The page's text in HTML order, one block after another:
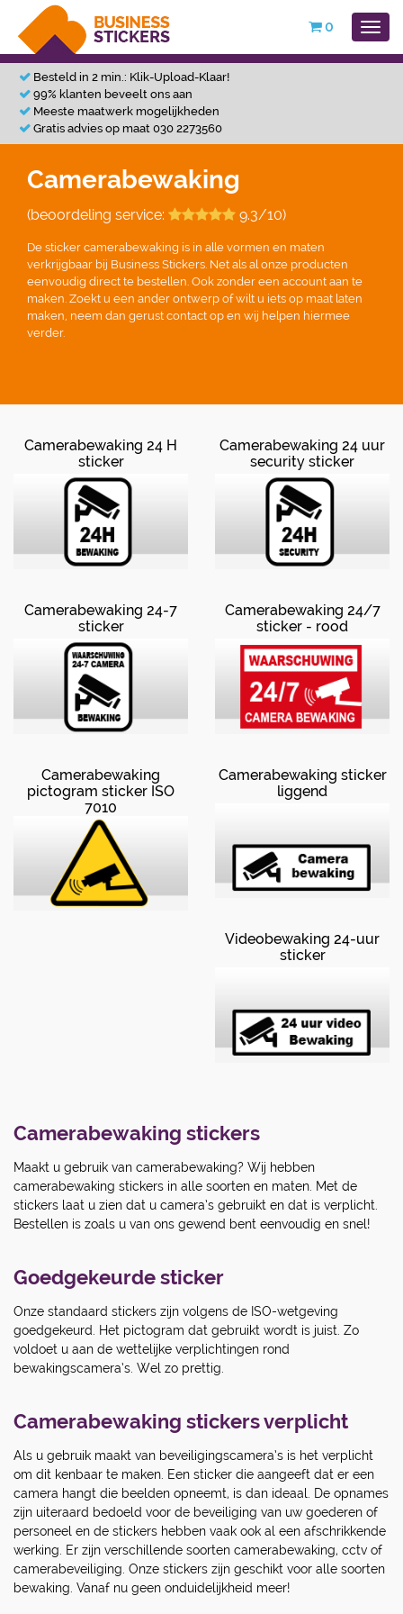
0
Besteld in 2 min.: Klik-Upload-Klaar!
99% klanten beveelt ons aan
Meeste maatwerk mogelijkheden
Gratis advies op maat 030 2273560
Camerabewaking
(beoordeling service: 9.3/10)
De sticker camerabewaking is in alle vormen en maten
verkrijgbaar bij Business Stickers. Net als al onze producten
eenvoudig direct te bestellen. Ook zonder een account aan te
maken. Zoekt u een ander ontwerp of wilt u iets op maat laten
maken, neem dan gerust contact op en wij helpen hiermee
verder.
Camerabewaking 24 H
sticker
Camerabewaking 24 uur
security sticker
Camerabewaking 24-7
sticker
Camerabewaking 24/7
sticker - rood
Camerabewaking
pictogram sticker ISO
7010
Camerabewaking sticker
liggend
Videobewaking 24-uur
sticker
Camerabewaking stickers
Maakt u gebruik van camerabewaking? Wij hebben
camerabewaking stickers in alle soorten en maten. Met de
stickers laat u zien dat u camera’s gebruikt en dat is verplicht.
Bestellen is zoals u van ons gewend bent eenvoudig en snel!
Goedgekeurde sticker
Onze standaard stickers zijn volgens de ISO-wetgeving
goedgekeurd. Het pictogram dat gebruikt wordt is juist. Zo
voldoet u aan de wettelijke verplichtingen rond
bewakingscamera’s. Wel zo prettig.
Camerabewaking stickers verplicht
Als u gebruik maakt van beveiligingscamera’s is het verplicht
om dit kenbaar te maken. Een sticker die aangeeft dat er een
camera hangt die beelden opneemt, is dan ideaal. De opnames
zijn uiteraard bedoeld voor de beveiliging van uw goederen of
personeel en de stickers hebben vaak ook al een afschrikkende
werking. Er zijn verschillende soorten camerabewaking, cctv of
camerabeveiliging. Onze stickers zijn geschikt voor alle soorten
bewaking. Vanaf nu geen onduidelijkheid meer!